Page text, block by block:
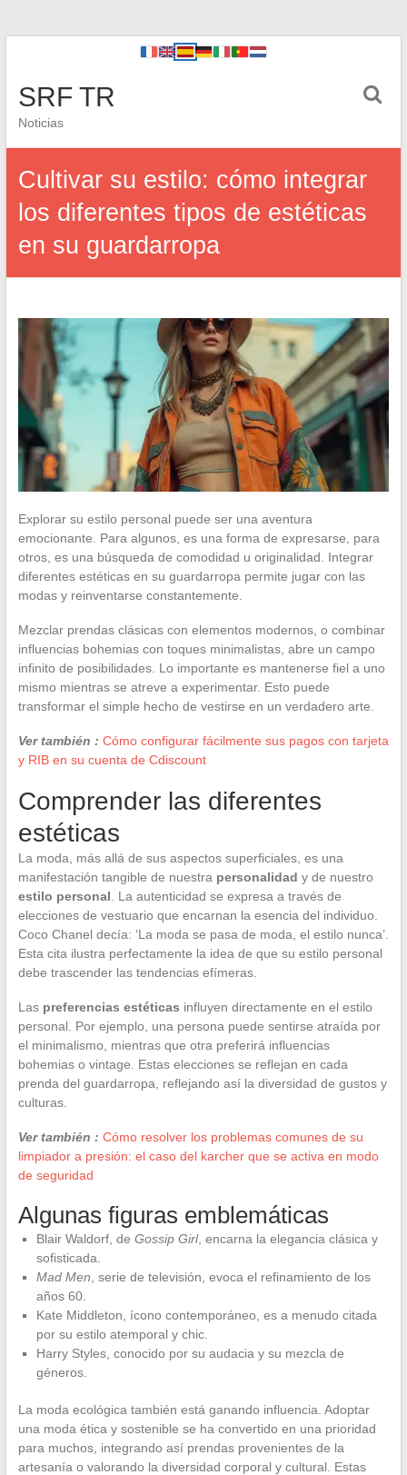
SRF TR
Noticias
Cultivar su estilo: cómo integrar
los diferentes tipos de estéticas
en su guardarropa
Explorar su estilo personal puede ser una aventura
emocionante. Para algunos, es una forma de expresarse, para
otros, es una búsqueda de comodidad u originalidad. Integrar
diferentes estéticas en su guardarropa permite jugar con las
modas y reinventarse constantemente.
Mezclar prendas clásicas con elementos modernos, o combinar
influencias bohemias con toques minimalistas, abre un campo
infinito de posibilidades. Lo importante es mantenerse fiel a uno
mismo mientras se atreve a experimentar. Esto puede
transformar el simple hecho de vestirse en un verdadero arte.
Ver también : Cómo configurar fácilmente sus pagos con tarjeta
y RIB en su cuenta de Cdiscount
Comprender las diferentes
estéticas
La moda, más allá de sus aspectos superficiales, es una
manifestación tangible de nuestra personalidad y de nuestro
estilo personal . La autenticidad se expresa a través de
elecciones de vestuario que encarnan la esencia del individuo.
Coco Chanel decía: ‘La moda se pasa de moda, el estilo nunca’.
Esta cita ilustra perfectamente la idea de que su estilo personal
debe trascender las tendencias efímeras.
Las preferencias estéticas influyen directamente en el estilo
personal. Por ejemplo, una persona puede sentirse atraída por
el minimalismo, mientras que otra preferirá influencias
bohemias o vintage. Estas elecciones se reflejan en cada
prenda del guardarropa, reflejando así la diversidad de gustos y
culturas.
Ver también : Cómo resolver los problemas comunes de su
limpiador a presión: el caso del karcher que se activa en modo
de seguridad
Algunas figuras emblemáticas
Blair Waldorf, de Gossip Girl, encarna la elegancia clásica y
sofisticada.
Mad Men , serie de televisión, evoca el refinamiento de los
años 60.
Kate Middleton, ícono contemporáneo, es a menudo citada
por su estilo atemporal y chic.
Harry Styles, conocido por su audacia y su mezcla de
géneros.
La moda ecológica también está ganando influencia. Adoptar
una moda ética y sostenible se ha convertido en una prioridad
para muchos, integrando así prendas provenientes de la
artesanía o valorando la diversidad corporal y cultural. Estas